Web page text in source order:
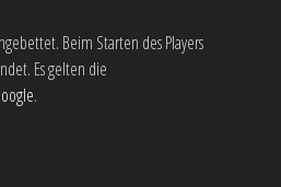
Beim Starten des Players
Es gelten die
.